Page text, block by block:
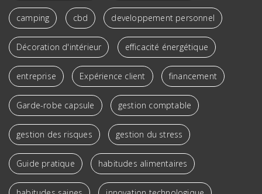
camping cbd developpement personnel
Décoration d'intérieur efficacité énergétique
entreprise Expérience client financement
Garde-robe capsule gestion comptable
gestion des risques gestion du stress
Guide pratique habitudes alimentaires